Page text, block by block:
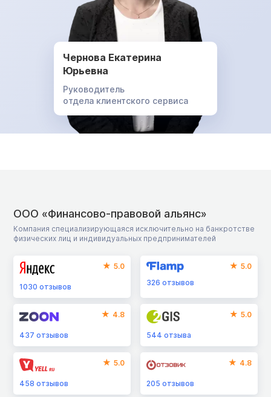
Чернова Екатерина
Юрьевна
Руководитель
отдела клиентского сервиса
ООО «Финансово-правовой альянс»
Компания специализирующаяся исключительно на банкротстве
физических лиц и индивидуальных предпринимателей
5.0
1030 отзывов
5.0
326отзывов
4.8
437 отзывов
5.0
544отзыва
5.0
458 отзывов
4.8
205отзывов